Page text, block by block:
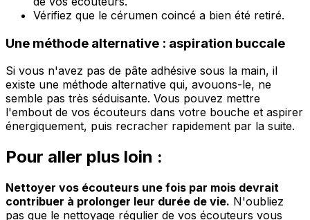
Vérifiez que le cérumen coincé a bien été retiré.
Une méthode alternative : aspiration buccale
Si vous n'avez pas de pâte adhésive sous la main, il
existe une méthode alternative qui, avouons-le, ne
semble pas très séduisante. Vous pouvez mettre
l'embout de vos écouteurs dans votre bouche et aspirer
énergiquement, puis recracher rapidement par la suite.
Pour aller plus loin :
Nettoyer vos écouteurs une fois par mois devrait
contribuer à prolonger leur durée de vie. N'oubliez
pas que le nettoyage régulier de vos écouteurs vous